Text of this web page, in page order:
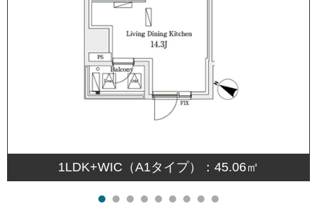
1LDK+WIC（A1タイプ）：45.06㎡